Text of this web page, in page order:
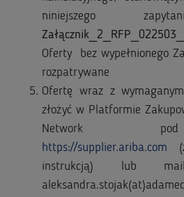
niniejszego
Oferty bez wypełnionego
rozpatrywane
Ofertę wraz z
złożyć w Platformie
Network
https://supplier.ariba.com
instrukcją) lub